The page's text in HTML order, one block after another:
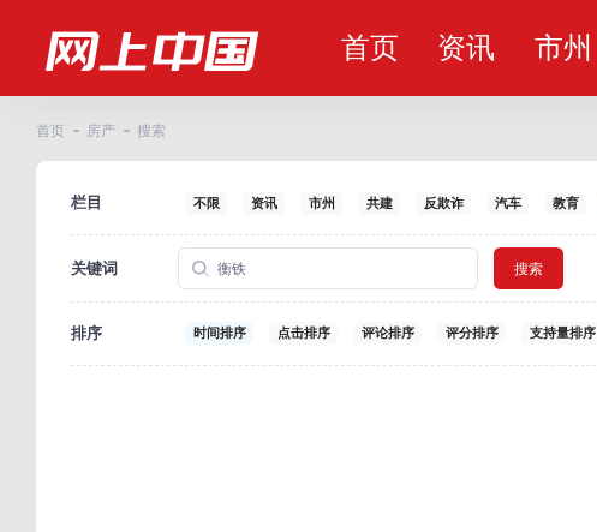
首页 资讯 市州
首页 房产 搜索
栏目 不限 资讯 市州 共建 反欺诈 汽车 教育
关键词 搜索
排序 时间排序 点击排序 评论排序 评分排序 支持量排序